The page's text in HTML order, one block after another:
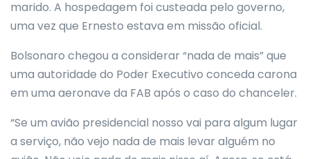
marido. A hospedagem foi custeada pelo governo,
uma vez que Ernesto estava em missão oficial.
Bolsonaro chegou a considerar “nada de mais” que
uma autoridade do Poder Executivo conceda carona
em uma aeronave da FAB após o caso do chanceler.
“Se um avião presidencial nosso vai para algum lugar
a serviço, não vejo nada de mais levar alguém no